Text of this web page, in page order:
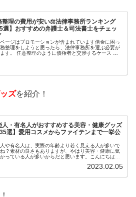
整理の費用が安い⚖️法律事務所ランキング
選】おすすめの弁護士＆司法書士をチェッ
ージはプロモーションが含まれています借金に困っ
整理をしようと思ったら、法律事務所を選ぶ必要が
す。 任意整理のように債権者と交渉するケース 自
ズを紹介！
人・有名人がおすすめする美容・健康グッズ
選】愛用コスメからファイテンまで一挙公
や有名人は、実際の年齢より若く見える人が多いで
？素材の良さもありますが、やはり美容・健康に気
っている人が多いからだと思います。こんにちは！
でしょうか？今回は、芸能人…
2023.02.05